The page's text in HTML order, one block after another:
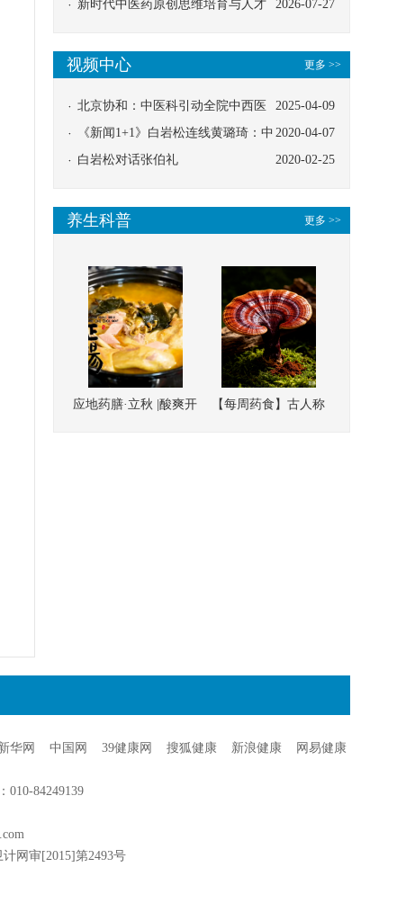
2026-07-27
新时代中医药原创思维培育与人才
更多 >>
视频中心
2025-04-09
北京协和：中医科引动全院中西医
协同
2020-04-07
《新闻1+1》白岩松连线黄璐琦：中
医救治的临床效果
2020-02-25
白岩松对话张伯礼
更多 >>
养生科普
应地药膳·立秋 |酸爽开
【每周药食】古人称
华网 中国网 39健康网 搜狐健康 新浪健康
网易健康
84249139
计网审[2015]第2493号